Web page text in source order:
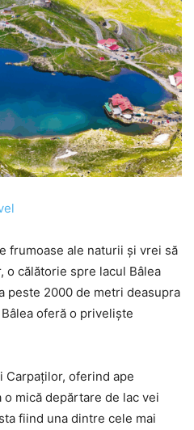
frumoase ale naturii și vrei să
o călătorie spre lacul Bâlea
peste 2000 de metri deasupra
oferă o priveliște
Carpaților, oferind ape
mică depărtare de lac vei
fiind una dintre cele mai